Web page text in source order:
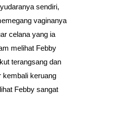
sendiri,
vaginanya
celana yang ia
melihat Febby
terangsang dan
kembali keruang
Febby sangat